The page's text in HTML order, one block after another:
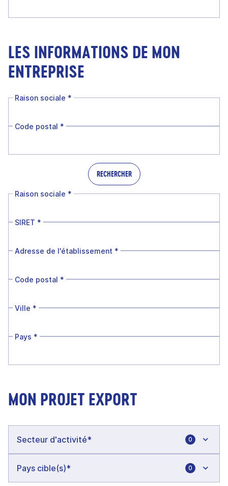
LES INFORMATIONS DE MON
ENTREPRISE
Raison sociale *
Code postal *
RECHERCHER
Raison sociale *
SIRET *
Adresse de l'établissement *
Code postal *
Ville *
Pays *
MON PROJET EXPORT
0
0